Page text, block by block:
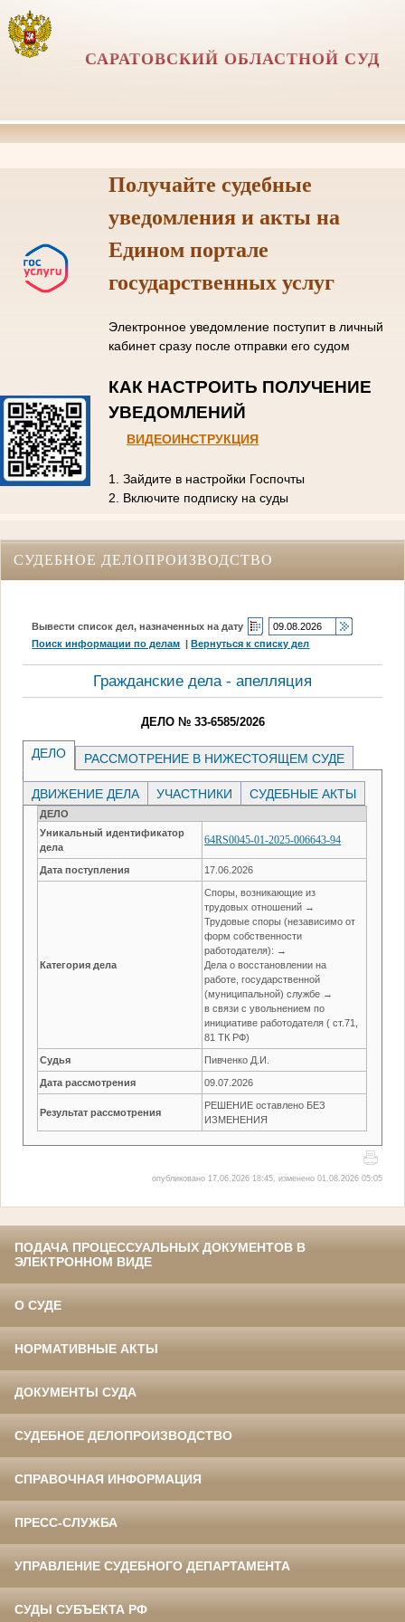
САРАТОВСКИЙ ОБЛАСТНОЙ СУД
Получайте судебные
уведомления и акты на
Едином портале
государственных услуг
Электронное уведомление поступит в личный
кабинет сразу после отправки его судом
КАК НАСТРОИТЬ ПОЛУЧЕНИЕ
УВЕДОМЛЕНИЙ
ВИДЕОИНСТРУКЦИЯ
1. Зайдите в настройки Госпочты
2. Включите подписку на суды
СУДЕБНОЕ ДЕЛОПРОИЗВОДСТВО
Вывести список дел, назначенных на дату
Поиск информации по делам |Вернуться к списку дел
Гражданские дела - апелляция
ДЕЛО № 33-6585/2026
ДЕЛО РАССМОТРЕНИЕ В НИЖЕСТОЯЩЕМ СУДЕ
ДВИЖЕНИЕ ДЕЛА УЧАСТНИКИ СУДЕБНЫЕ АКТЫ
ДЕЛО
Уникальный идентификатор
дела
64RS0045-01-2025-006643-94
Дата поступления 17.06.2026
Категория дела
Споры, возникающие из
трудовых отношений →
Трудовые споры (независимо от
форм собственности
работодателя): →
Дела о восстановлении на
работе, государственной
(муниципальной) службе →
в связи с увольнением по
инициативе работодателя ( ст.71,
81 ТК РФ)
Судья Пивченко Д.И.
Дата рассмотрения 09.07.2026
Результат рассмотрения
РЕШЕНИЕ оставлено БЕЗ
ИЗМЕНЕНИЯ
опубликовано 17.06.2026 18:45, изменено 01.08.2026 05:05
ПОДАЧА ПРОЦЕССУАЛЬНЫХ ДОКУМЕНТОВ В
ЭЛЕКТРОННОМ ВИДЕ
О СУДЕ
НОРМАТИВНЫЕ АКТЫ
ДОКУМЕНТЫ СУДА
СУДЕБНОЕ ДЕЛОПРОИЗВОДСТВО
СПРАВОЧНАЯ ИНФОРМАЦИЯ
ПРЕСС-СЛУЖБА
УПРАВЛЕНИЕ СУДЕБНОГО ДЕПАРТАМЕНТА
СУДЫ СУБЪЕКТА РФ